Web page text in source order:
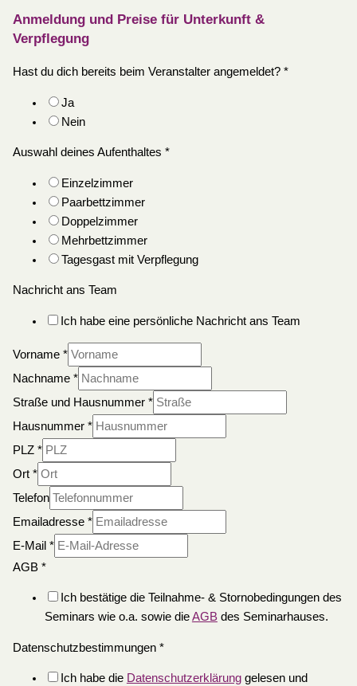
Anmeldung und Preise für Unterkunft &
Verpflegung
Hast du dich bereits beim Veranstalter angemeldet? *
Ja
Nein
Auswahl deines Aufenthaltes *
Einzelzimmer
Paarbettzimmer
Doppelzimmer
Mehrbettzimmer
Tagesgast mit Verpflegung
Nachricht ans Team
Ich habe eine persönliche Nachricht ans Team
Vorname *
Nachname *
Straße und Hausnummer *
Hausnummer *
PLZ *
Ort *
Telefon
Emailadresse *
E-Mail *
AGB *
Ich bestätige die Teilnahme- & Stornobedingungen des
Seminars wie o.a. sowie dieAGBdes Seminarhauses.
Datenschutzbestimmungen *
Ich habe die Datenschutzerklärunggelesen und